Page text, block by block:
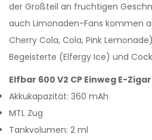
der Großteil an fruchtigen
auch Limonaden-Fans kommen
Cherry Cola, Cola, Pink
Begeisterte (Elfergy Ice) und
Elfbar 600 V2 CP Einweg E-
Akkukapazität: 360 mAh
MTL Zug
Tankvolumen: 2 ml